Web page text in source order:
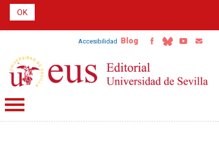
Accesibilidad Blog